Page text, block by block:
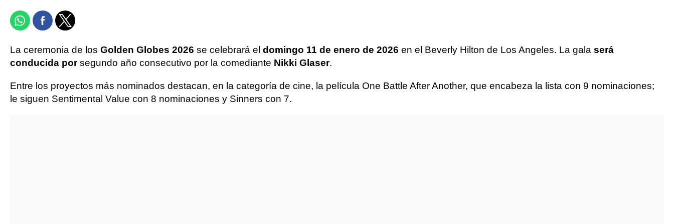
La ceremonia de los Golden Globes 2026 se celebrará el domingo 11 de enero de 2026 en el Beverly Hilton de Los Angeles. La gala será
conducida porsegundo año consecutivo por la comediante Nikki Glaser.
Entre los proyectos más nominados destacan, en la categoría de cine, la película One Battle After Another, que encabeza la lista con 9 nominaciones;
le siguen Sentimental Value con 8 nominaciones y Sinners con 7.